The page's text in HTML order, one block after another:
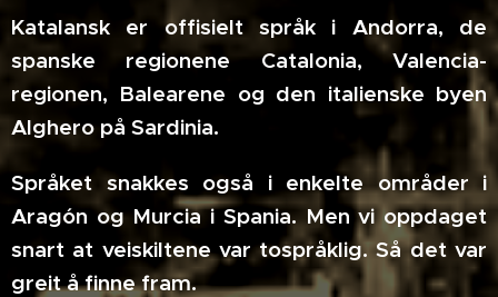
Katalansk er offisielt språk i Andorra, de
spanske regionene Catalonia, Valencia-
regionen, Balearene og den italienske byen
Alghero på Sardinia.
Språket snakkes også i enkelte områder i
Aragón og Murcia i Spania. Men vi oppdaget
snart at veiskiltene var tospråklig. Så det var
greit å finne fram.